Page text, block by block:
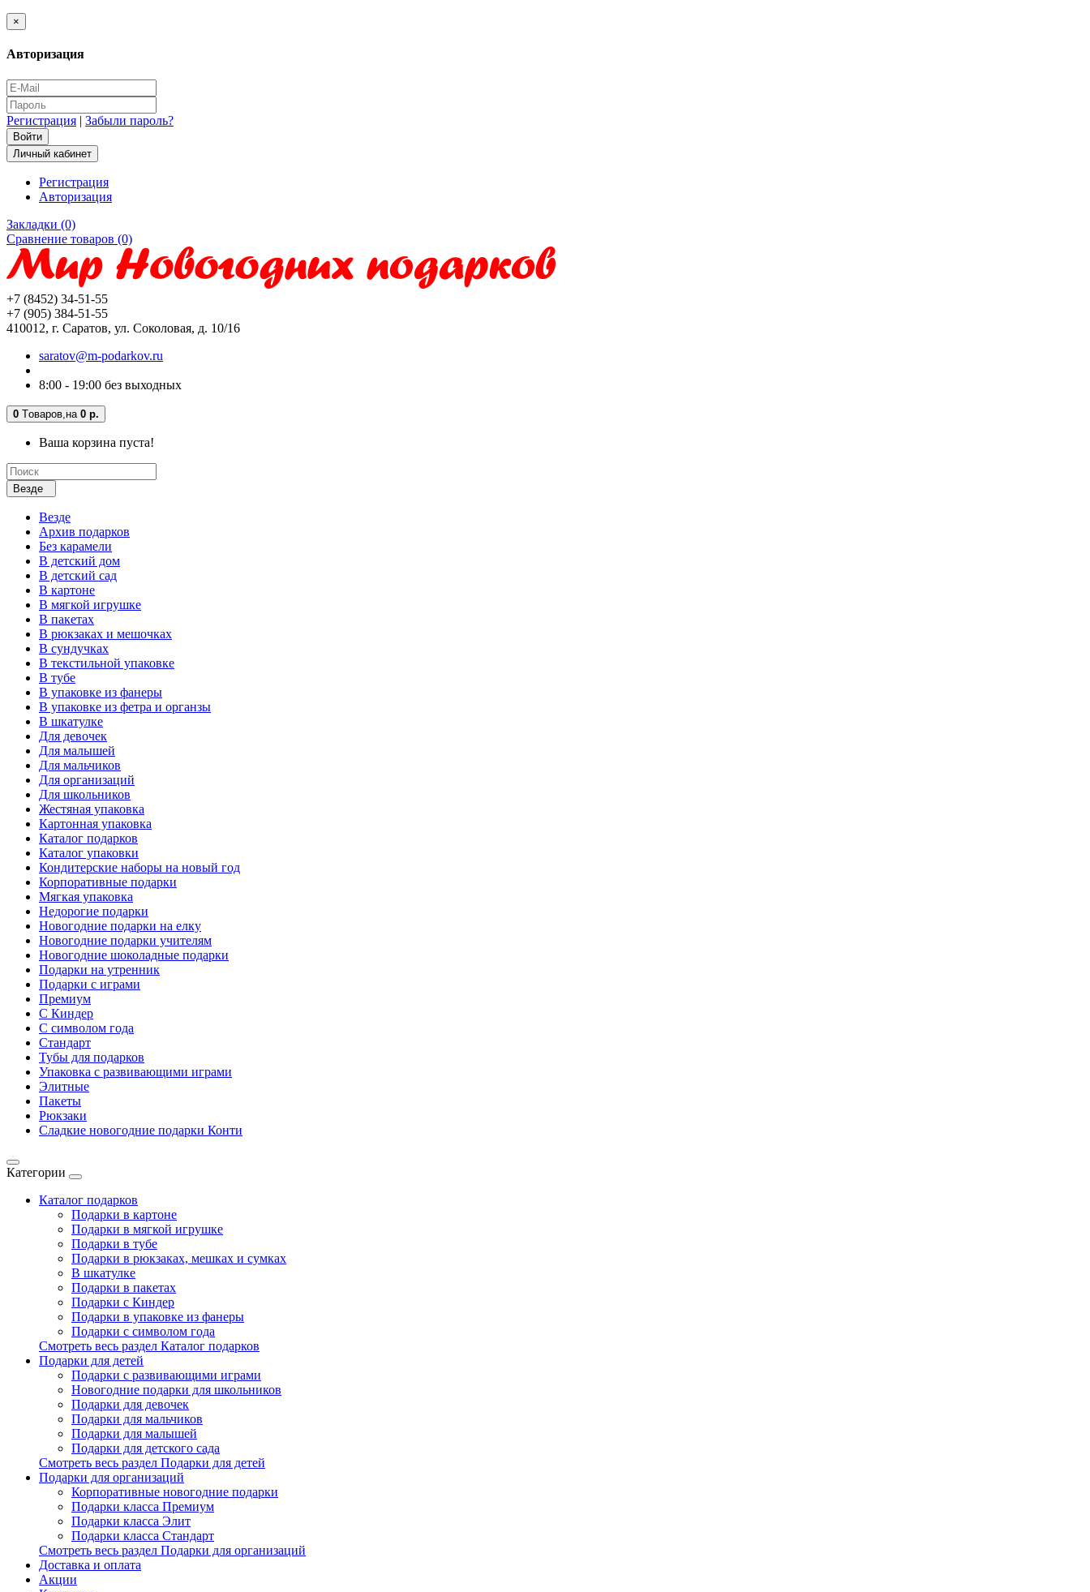
×
Авторизация
Регистрация | Забыли пароль?
Личный кабинет
Регистрация
Авторизация
Закладки (0)
Сравнение товаров (0)
+7 (8452) 34-51-55
+7 (905) 384-51-55
410012, г. Саратов, ул. Соколовая, д. 10/16
saratov@m-podarkov.ru
8:00 - 19:00 без выходных
0 Tоваров, на 0 р.
Ваша корзина пуста!
Везде
Везде
Архив подарков
Без карамели
В детский дом
В детский сад
В картоне
В мягкой игрушке
В пакетах
В рюкзаках и мешочках
В сундучках
В текстильной упаковке
В тубе
В упаковке из фанеры
В упаковке из фетра и органзы
В шкатулке
Для девочек
Для малышей
Для мальчиков
Для организаций
Для школьников
Жестяная упаковка
Картонная упаковка
Каталог подарков
Каталог упаковки
Кондитерские наборы на новый год
Корпоративные подарки
Мягкая упаковка
Недорогие подарки
Новогодние подарки на елку
Новогодние подарки учителям
Новогодние шоколадные подарки
Подарки на утренник
Подарки с играми
Премиум
С Киндер
С символом года
Стандарт
Тубы для подарков
Упаковка с развивающими играми
Элитные
Пакеты
Рюкзаки
Сладкие новогодние подарки Конти
Категории
Каталог подарков
Подарки в картоне
Подарки в мягкой игрушке
Подарки в тубе
Подарки в рюкзаках, мешках и сумках
В шкатулке
Подарки в пакетах
Подарки с Киндер
Подарки в упаковке из фанеры
Подарки с символом года
Смотреть весь раздел Каталог подарков
Подарки для детей
Подарки с развивающими играми
Новогодние подарки для школьников
Подарки для девочек
Подарки для мальчиков
Подарки для малышей
Подарки для детского сада
Смотреть весь раздел Подарки для детей
Подарки для организаций
Корпоративные новогодние подарки
Подарки класса Премиум
Подарки класса Элит
Подарки класса Стандарт
Смотреть весь раздел Подарки для организаций
Доставка и оплата
Акции